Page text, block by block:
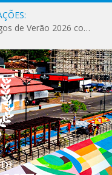
São Miguel do Guamá encerra os Jogos de Verão 2026 com sucesso de público e competições.